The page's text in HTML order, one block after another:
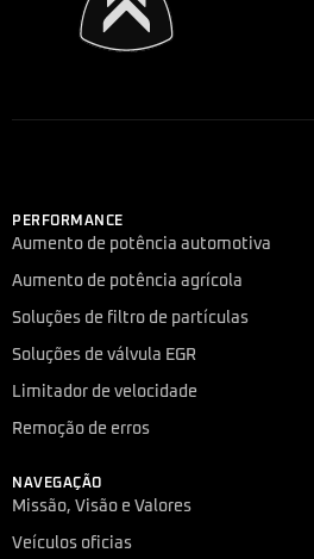
PERFORMANCE
Aumento de potência automotiva
Aumento de potência agrícola
Soluções de filtro de partículas
Soluções de válvula EGR
Limitador de velocidade
Remoção de erros
NAVEGAÇÃO
Missão, Visão e Valores
Veículos oficias